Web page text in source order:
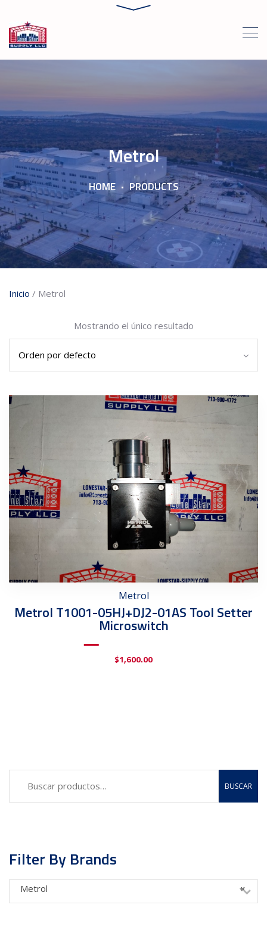
Metrol
HOME PRODUCTS
BUSCAR
Filter By Brands
×
Metrol
Inicio / Metrol
Mostrando el único resultado
Metrol
Metrol T1001-05HJ+DJ2-01AS Tool Setter
Microswitch
$1,600.00